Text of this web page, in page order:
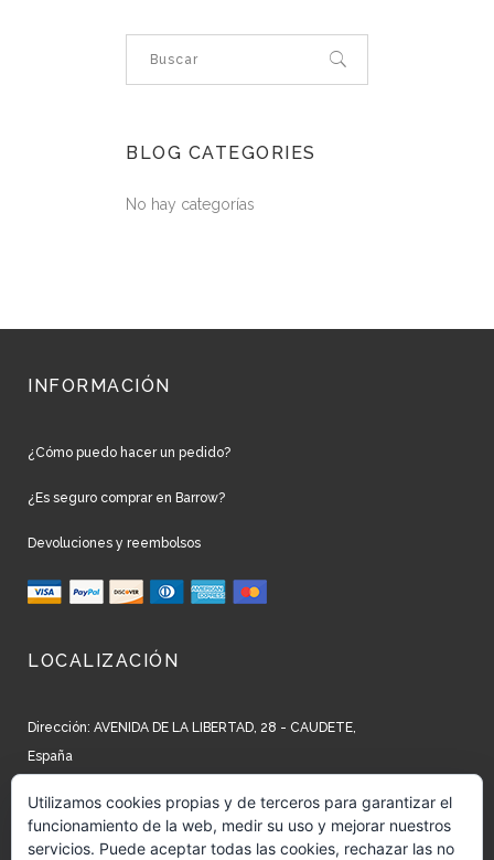
BLOG CATEGORIES
No hay categorías
INFORMACIÓN
¿Cómo puedo hacer un pedido?
¿Es seguro comprar en Barrow?
Devoluciones y reembolsos
LOCALIZACIÓN
Dirección: AVENIDA DE LA LIBERTAD, 28 - CAUDETE,
España
Teléfono: +34 965 827 250
Email: info@barrow.es
Utilizamos cookies propias y de terceros para garantizar el
funcionamiento de la web, medir su uso y mejorar nuestros
servicios. Puede aceptar todas las cookies, rechazar las no